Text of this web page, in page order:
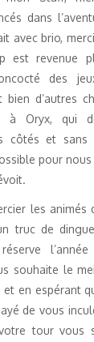
dans
avec brio,
est revenue
des
bien d’autres
à Oryx, qui
côtés et sans
pour
les
truc de
l’année
souhaite le
en espérant
de vous
tour vous